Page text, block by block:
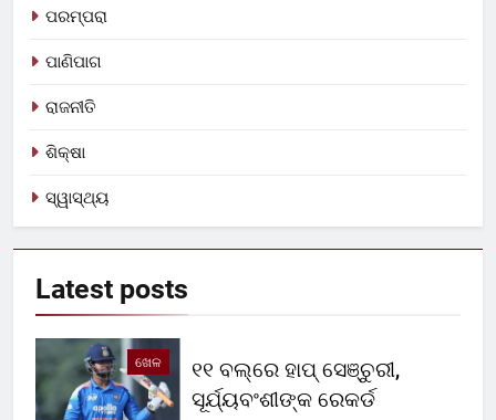
ପରମ୍ପରା
ପାଣିପାଗ
ରାଜନୀତି
ଶିକ୍ଷା
ସ୍ୱାସ୍ଥ୍ୟ
Latest posts
ଖେଳ
୧୧ ବଲ୍‌ରେ ହାପ୍ ସେଞ୍ଚୁରୀ,
ସୂର୍ଯ୍ୟବଂଶୀଙ୍କ ରେକର୍ଡ